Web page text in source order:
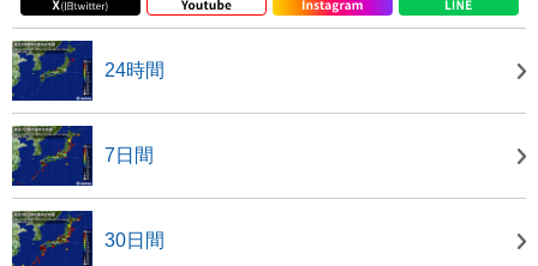
24時間
7日間
30日間